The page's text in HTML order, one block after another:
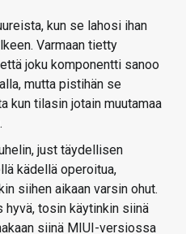
kun se lahosi ihan
Varmaan tietty
joku komponentti sanoo
mutta pistihän se
kun tilasin jotain muutamaa
just täydellisen
kädellä operoitua,
siihen aikaan varsin ohut.
tosin käytinkin siinä
siinä MIUI-versiossa